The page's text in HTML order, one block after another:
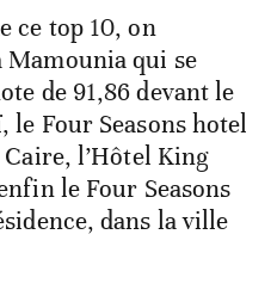
ce top 10, on
Mamounia qui se
de 91,86 devant le
le Four Seasons hotel
l’Hôtel King
le Four Seasons
dans la ville